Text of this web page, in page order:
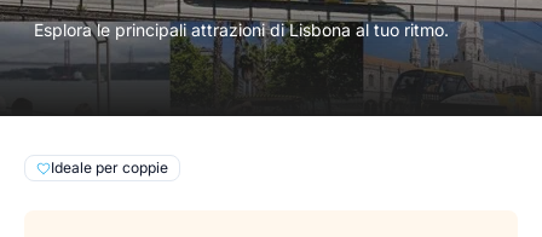
Esplora le principali attrazioni di Lisbona al tuo ritmo.
Ideale per coppie